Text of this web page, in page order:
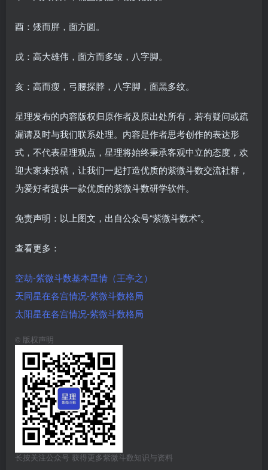
酉：矮而胖，面方圆。
戌：高大雄伟，面方而多皱，八字脚。
亥：高而瘦，弓腰探脖，八字脚，面黑多纹。
星理发布的内容版权归原作者及原出处所有，若有疑问或疏
漏请及时与我们联系处理。内容是作者思考创作的表达形
式，不代表星理观点，星理将始终秉承客观中立的态度，欢
迎大家来投稿，让我们一起打造优质的紫微斗数交流社群，
为爱好者提供一款优质的紫微斗数研学软件。
免责声明：以上图文，出自公众号“紫微斗数术”。
查看更多：
空劫-紫微斗数基本星情（王亭之）
天同星在各宫情况-紫微斗数格局
太阳星在各宫情况-紫微斗数格局
© 版权声明
长按关注公众号 获得更多紫微斗数知识与资料